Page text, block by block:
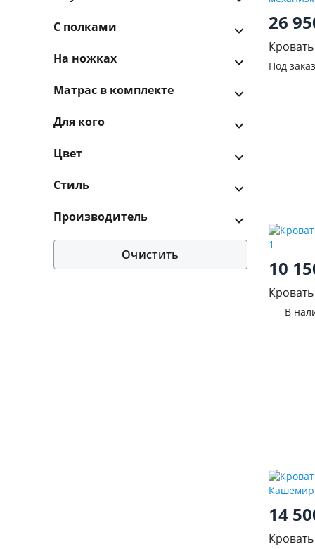
С полками
На ножках
Матрас в комплекте
Для кого
Цвет
Стиль
Производитель
Очистить
26
Под заказ
10
В
14